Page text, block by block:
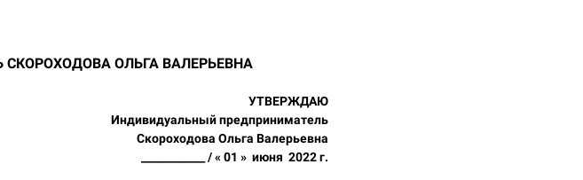
ОЛЬГА ВАЛЕРЬЕВНА
УТВЕРЖДАЮ
Индивидуальный предприниматель
Скороходова Ольга Валерьевна
____________ / « 01 » июня 2022 г.